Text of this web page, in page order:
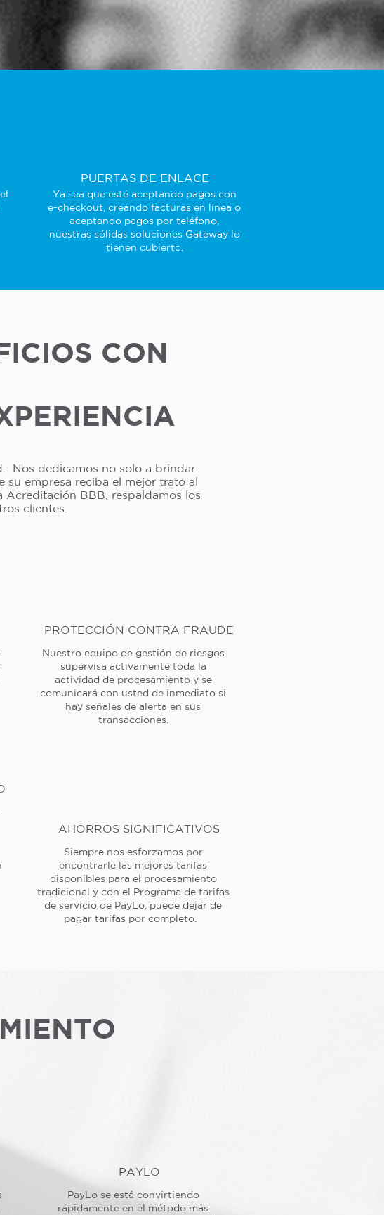
PUERTAS DE ENLACE
Ya sea que esté aceptando pagos con
e-checkout, creando facturas en línea o
aceptando pagos por teléfono,
nuestras sólidas soluciones Gateway lo
tienen cubierto.
CON
Nos dedicamos no solo a brindar
su empresa reciba el mejor trato al
BBB, respaldamos los
clientes.
PROTECCIÓN CONTRA FRAUDE
Nuestro equipo de gestión de riesgos
supervisa activamente toda la
actividad de procesamiento y se
comunicará con usted de inmediato si
hay señales de alerta en sus
transacciones.
AHORROS SIGNIFICATIVOS
Siempre nos esforzamos por
encontrarle las mejores tarifas
disponibles para el procesamiento
tradicional y con el Programa de tarifas
de servicio de PayLo, puede dejar de
pagar tarifas por completo.
PAYLO
PayLo se está convirtiendo
rápidamente en el método más